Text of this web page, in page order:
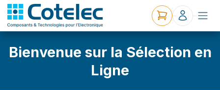
Bienvenue sur la Sélection en
Ligne